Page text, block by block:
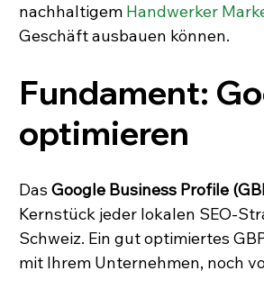
nachhaltigem Handwerker
Geschäft ausbauen können.
Fundament:
optimieren
Das Google Business Profile
Kernstück jeder lokalen SEO-
Schweiz. Ein gut optimiertes
mit Ihrem Unternehmen, noch